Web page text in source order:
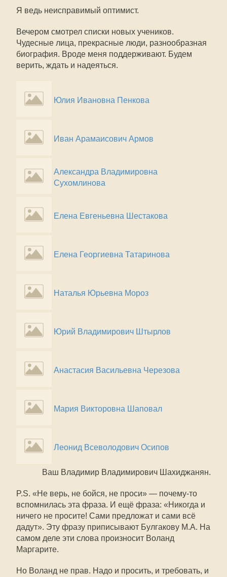
Я ведь неисправимый оптимист.
Вечером смотрел списки новых учеников.
Чудесные лица, прекрасные люди, разнообразная
биография. Вроде меня поддерживают. Будем
верить, ждать и надеяться.
Юлия Ивановна Пенкова
Иван Арамаисович Армов
Александра Владимировна
Сухомлинова
Елена Евгеньевна Шестакова
Елена Георгиевна Татаринова
Наталья Юрьевна Мороз
Юрий Владимирович Штырлов
Анастасия Васильевна Черезова
Мария Викторовна Шаповал
Леонид Всеволодович Осипов
Ваш Владимир Владимирович Шахиджанян.
P.S. «Не верь, не бойся, не проси» — почему-то
вспомнилась эта фраза. И ещё фраза: «Никогда и
ничего не просите! Сами предложат и сами всё
дадут». Эту фразу приписывают Булгакову М.А. На
самом деле эти слова произносит Воланд
Маргарите.
Но Воланд не прав. Надо и просить, и требовать, и